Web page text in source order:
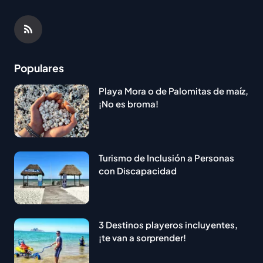
Populares
Playa Mora o de Palomitas de maíz,
¡No es broma!
Turismo de Inclusión a Personas
con Discapacidad
3 Destinos playeros incluyentes,
¡te van a sorprender!